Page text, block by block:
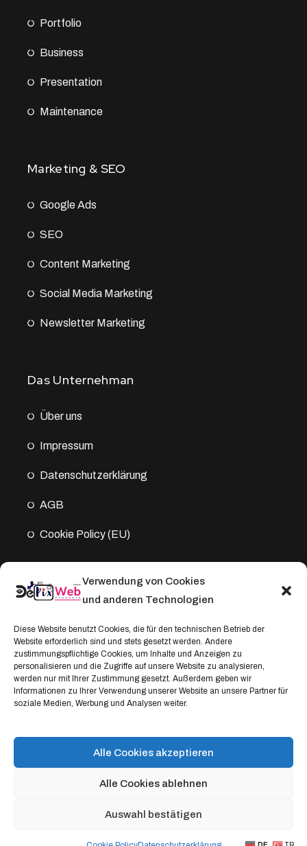
Verwendung von Cookies
und anderen Technologien
Diese Website benutzt Cookies, die für den technischen Betrieb der
Website erforderlich sind und stets gesetzt werden. Andere
zustimmungspflichtige Cookies, um Inhalte und Anzeigen zu
personalisieren und die Zugriffe auf unsere Website zu analysieren,
werden nur mit Ihrer Zustimmung gesetzt. Außerdem geben wir
Informationen zu Ihrer Verwendung unserer Website an unsere Partner für
soziale Medien, Werbung und Analysen weiter.
Alle Cookies akzeptieren
Alle Cookies ablehnen
Auswahl bestätigen
Portfolio
Business
Presentation
Maintenance
Marketing & SEO
Google Ads
SEO
Content Marketing
Social Media Marketing
Newsletter Marketing
Das Unternehman
Über uns
Impressum
Datenschutz­erklärung
AGB
Cookie Policy (EU)
Kontakt
Address:
Windthorststraße 20
48153 Münster, Deutschland
WhatsApp:
+4917664335685
Email
service@depixweb.de